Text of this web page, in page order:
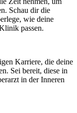
Schau dir die
wie deine
passen.
Karriere, die deine
Sei bereit, diese in
in der Inneren